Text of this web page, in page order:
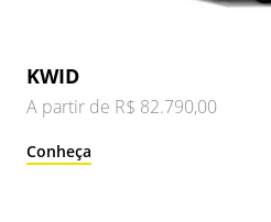
KWID
A partir de R$ 82.790,00
Conheça